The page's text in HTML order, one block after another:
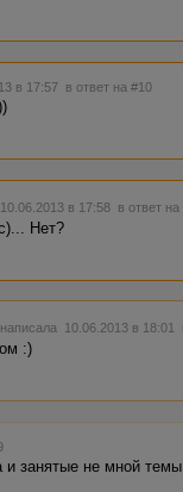
в 17:57 в ответ на #10
в 17:58 в ответ
Нет?
написала 10.06.2013 в 18:01
:)
занятые не мной